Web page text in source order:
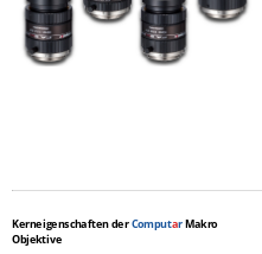
Kerneigenschaften der Computar Makro
Objektive